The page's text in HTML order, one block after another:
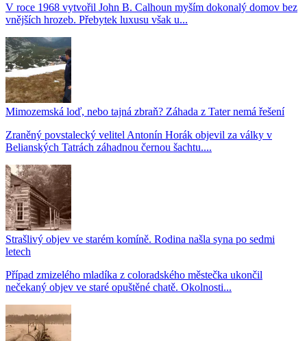
V roce 1968 vytvořil John B. Calhoun myším dokonalý domov bez
vnějších hrozeb. Přebytek luxusu však u...
Mimozemská loď, nebo tajná zbraň? Záhada z Tater nemá řešení
Zraněný povstalecký velitel Antonín Horák objevil za války v
Belianských Tatrách záhadnou černou šachtu....
Strašlivý objev ve starém komíně. Rodina našla syna po sedmi
letech
Případ zmizelého mladíka z coloradského městečka ukončil
nečekaný objev ve staré opuštěné chatě. Okolnosti...